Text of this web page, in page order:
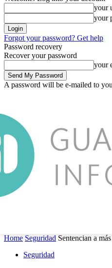
your
your
Forgot your password? Get help
Password recovery
Recover your password
your
A password will be e-mailed to
Home Seguridad Sentencian a
Seguridad